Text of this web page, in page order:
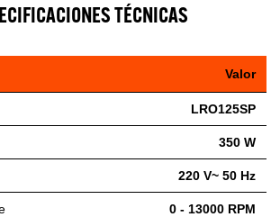
TÉCNICAS
Valor
LRO125SP
350 W
220 V~ 50 Hz
0 - 13000 RPM